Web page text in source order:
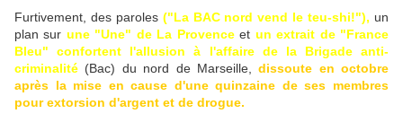
Furtivement, des paroles ("La BAC nord vend le teu-shi!"), un
plan sur une "Une" de La Provenceet un extrait de "France
Bleu" confortent l'allusion à l'affaire de la Brigade anti-
criminalité (Bac) du nord de Marseille,dissoute en octobre
après la mise en cause d'une quinzaine de ses membres
pour extorsion d'argent et de drogue.